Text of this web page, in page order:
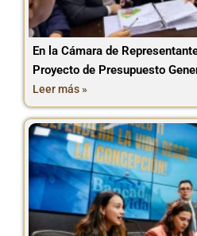
En la Cámara de
Proyecto de Presupuesto
Leer más »